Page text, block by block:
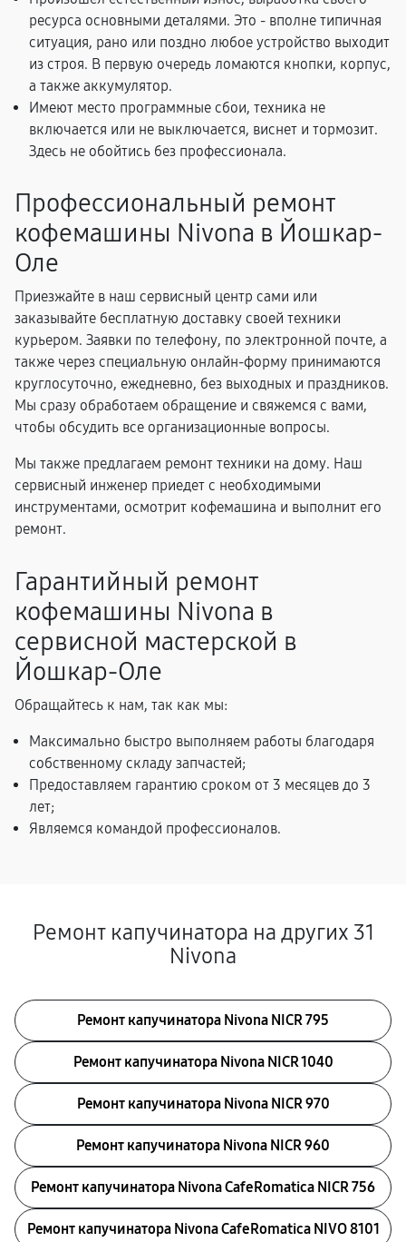
ресурса основными деталями. Это - вполне типичная
ситуация, рано или поздно любое устройство выходит
из строя. В первую очередь ломаются кнопки, корпус,
а также аккумулятор.
Имеют место программные сбои, техника не
включается или не выключается, виснет и тормозит.
Здесь не обойтись без профессионала.
Профессиональный ремонт
кофемашины Nivona в Йошкар-
Оле
Приезжайте в наш сервисный центр сами или
заказывайте бесплатную доставку своей техники
курьером. Заявки по телефону, по электронной почте, а
также через специальную онлайн-форму принимаются
круглосуточно, ежедневно, без выходных и праздников.
Мы сразу обработаем обращение и свяжемся с вами,
чтобы обсудить все организационные вопросы.
Мы также предлагаем ремонт техники на дому. Наш
сервисный инженер приедет с необходимыми
инструментами, осмотрит кофемашина и выполнит его
ремонт.
Гарантийный ремонт
кофемашины Nivona в
сервисной мастерской в
Йошкар-Оле
Обращайтесь к нам, так как мы:
Максимально быстро выполняем работы благодаря
собственному складу запчастей;
Предоставляем гарантию сроком от 3 месяцев до 3
лет;
Являемся командой профессионалов.
Ремонт капучинатора на других 31
Nivona
Ремонт капучинатора Nivona NICR 795
Ремонт капучинатора Nivona NICR 1040
Ремонт капучинатора Nivona NICR 970
Ремонт капучинатора Nivona NICR 960
Ремонт капучинатора Nivona CafeRomatica NICR 756
Ремонт капучинатора Nivona CafeRomatica NIVO 8101